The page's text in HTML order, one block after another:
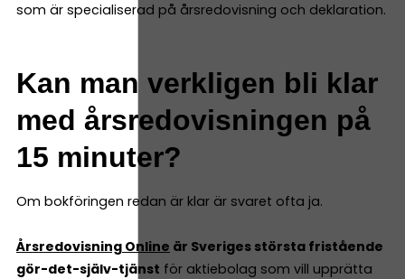
som är specialiserad på årsredovisning och deklaration.
Kan man verkligen bli klar
med årsredovisningen på
15 minuter?
Om bokföringen redan är klar är svaret ofta ja.
Årsredovisning Online är Sveriges största fristående
gör-det-själv-tjänst för aktiebolag som vill upprätta